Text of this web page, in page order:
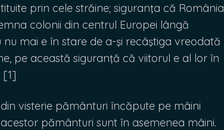
prin cele străine; siguranţa că România
colonii din centrul Europei lângă
mai e în stare de a-şi recâştiga vreodată
pe această siguranţă că viitorul e al lor în
[1]
visterie pământuri încăpute pe mâini
pământuri sunt în asemenea mâini.